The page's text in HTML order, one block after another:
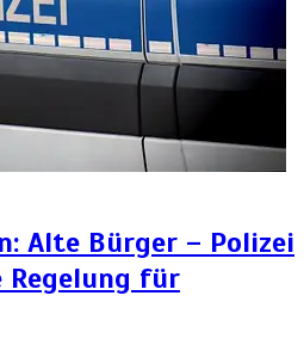
Alte Bürger – Polizei
für